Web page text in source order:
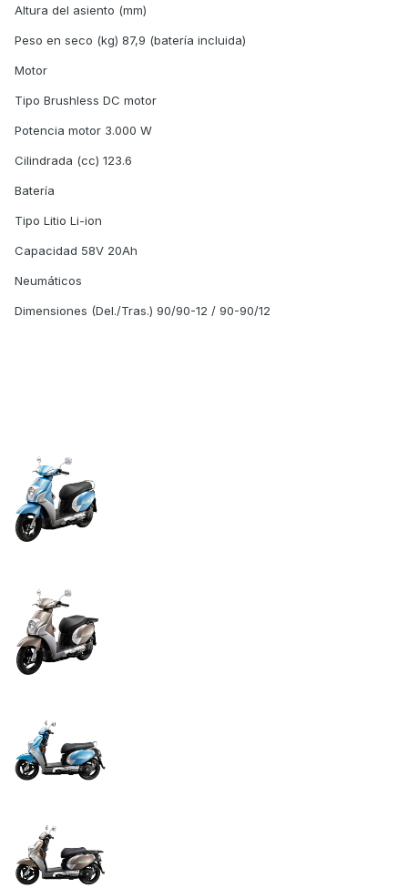
Altura del asiento (mm)
Peso en seco (kg) 87,9 (batería incluida)
Motor
Tipo Brushless DC motor
Potencia motor 3.000 W
Cilindrada (cc) 123.6
Batería
Tipo Litio Li-ion
Capacidad 58V 20Ah
Neumáticos
Dimensiones (Del./Tras.) 90/90-12 / 90-90/12